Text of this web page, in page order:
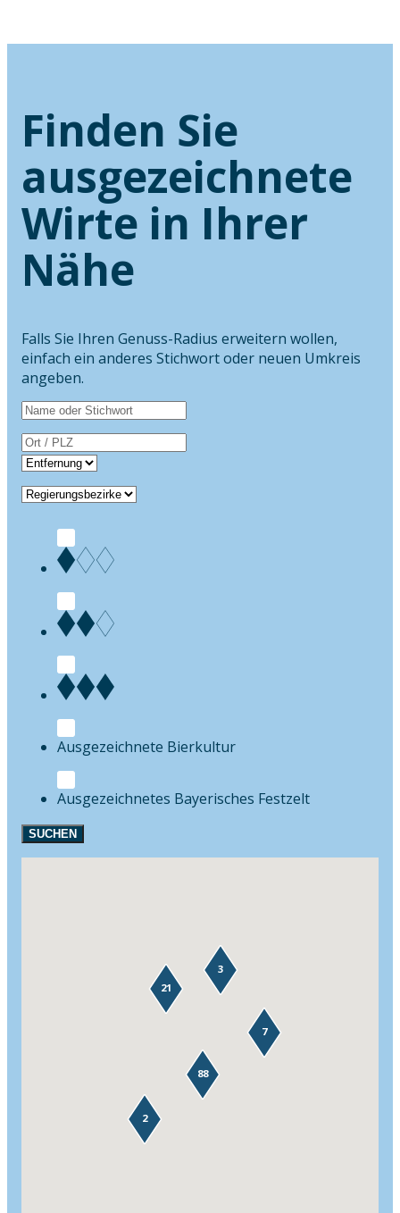
Finden Sie
ausgezeichnete
Wirte in Ihrer
Nähe
Falls Sie Ihren Genuss-Radius erweitern wollen,
einfach ein anderes Stichwort oder neuen Umkreis
angeben.
Bierkultur
Festzelt
SUCHEN
88
7
21
2
3